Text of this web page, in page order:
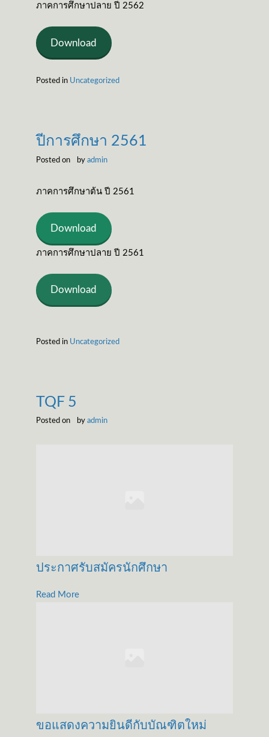
ภาคการศึกษาปลาย ปี 2562
Download
Posted in Uncategorized
ปีการศึกษา 2561
Posted on by admin
ภาคการศึกษาต้น ปี 2561
Download
ภาคการศึกษาปลาย ปี 2561
Download
Posted in Uncategorized
TQF 5
Posted on by admin
ประกาศรับสมัครนักศึกษา
Read More
ขอแสดงความยินดีกับบัณฑิตใหม่